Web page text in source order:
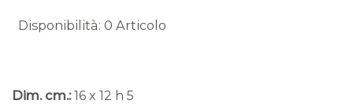
Disponibilità: 0 Articolo
Dim. cm.: 16 x 12 h 5